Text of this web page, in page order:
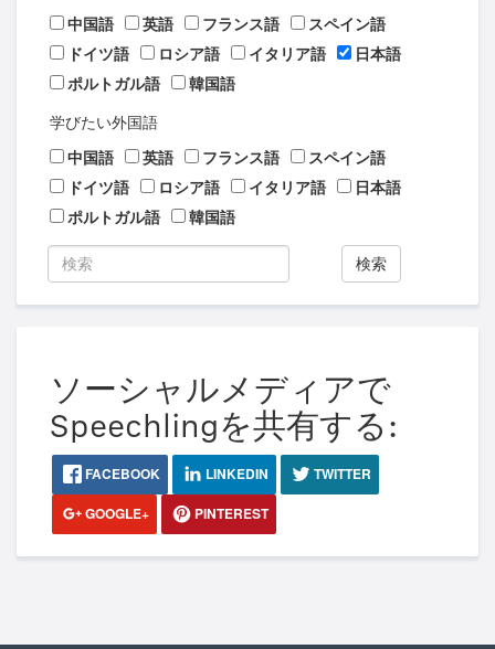
中国語
英語 フランス語
スペイン語
ドイツ語
ロシア語 イタリア語
日本語
ポルトガル語
韓国語
学びたい外国語
中国語
英語 フランス語
スペイン語
ドイツ語
ロシア語 イタリア語
日本語
ポルトガル語
韓国語
検索
ソーシャルメディアで
Speechlingを共有する:
FACEBOOK LINKEDIN
TWITTER
GOOGLE+
PINTEREST